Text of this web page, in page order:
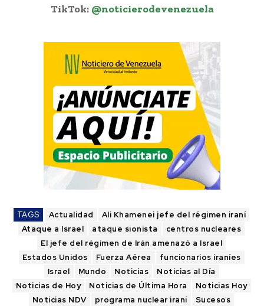
TikTok: @noticierodevenezuela
TAGS Actualidad
Ali Khamenei jefe del régimen iraní
Ataque a Israel
ataque sionista
centros nucleares
El jefe del régimen de Irán amenazó a Israel
Estados Unidos
Fuerza Aérea
funcionarios iraníes
Israel
Mundo Noticias
Noticias al Día
Noticias de Hoy
Noticias de Última Hora
Noticias Hoy
Noticias NDV
programa nuclear iraní
Sucesos